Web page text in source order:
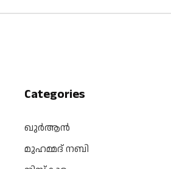
Categories
ഖുർആൻ
മുഹമ്മദ് നബി